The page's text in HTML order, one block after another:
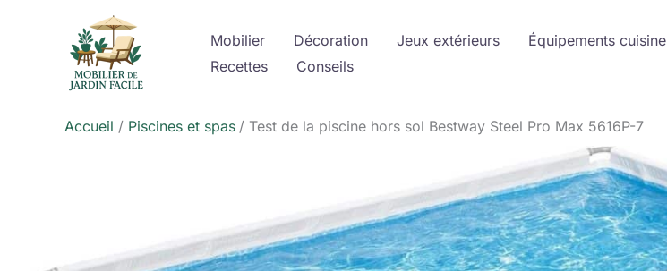
Mobilier Décoration Jeux extérieurs Équipements cuisine
Recettes
Conseils
Accueil Piscines et spas Test de la piscine hors sol Bestway Steel Pro Max 5616P-7